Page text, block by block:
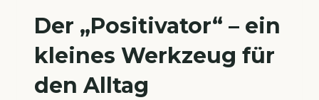
Der „Positivator“ – ein
kleines Werkzeug für
den Alltag